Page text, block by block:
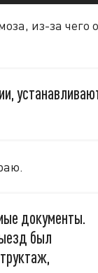
из-за чего
документы.
был